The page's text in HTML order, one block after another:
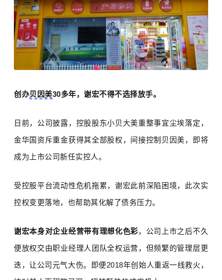
创办贝因美30多年，谢宏不得不选择放手。
日前，公司披露，控股股东小贝大美重整事宜尘埃落定，
金华国资斥重金获得其全部股权，间接控制贝因美，即将
成为上市公司新任实控人。
受控股平台流动性危机拖累，谢宏此前深陷困境，此次实
控权变更落地，也帮助其化解了债务压力。
谢宏本身对企业经营带有理想化色彩，公司上市之后不久
便放权交由职业经理人团队全权运营，但频繁的管理层更
迭，让公司元气大伤。即便2018年创始人重返一线救火，